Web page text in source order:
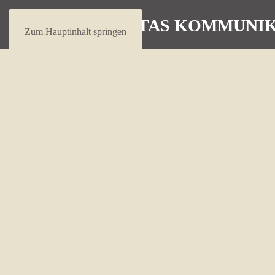
Zum Hauptinhalt springen